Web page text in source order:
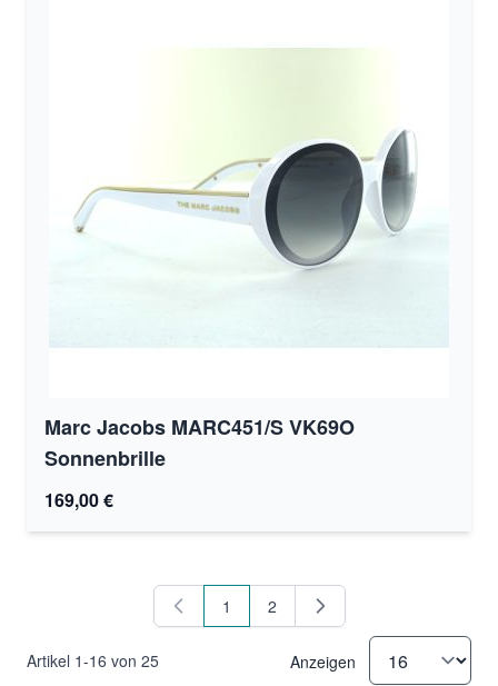
Marc Jacobs MARC451/S VK69O
Sonnenbrille
169,00 €
Artikel 1-16 von 25
Sie lesen gerade Seite
1 Seite
2
Anzeigen